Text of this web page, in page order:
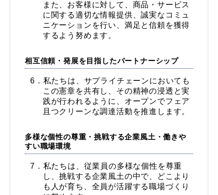
また、お客様に対して、商品・サービス
に関する適切な情報提供、誠実なコミュ
ニケーションを行い、満足と信頼を獲得
するよう努めます。
相互信頼・発展を目指したパートナーシップ
私たちは、サプライチェーンにおいても
この憲章を共有し、その精神の浸透と実
践が行われるように、オープンでフェア
且つクリーンな調達活動を推進します。
多様な個性の尊重・挑戦する企業風土・働きや
すい職場環境
私たちは、従業員の多様な個性を尊重
し、挑戦する企業風土の中で、どこより
も人が育ち、全員が活躍する職場づくり